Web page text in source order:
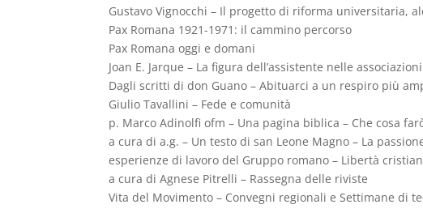
Gustavo Vignocchi – Il progetto di riforma universitaria,
Pax Romana 1921-1971: il cammino percorso
Pax Romana oggi e domani
Joan E. Jarque – La figura dell’assistente nelle
Dagli scritti di don Guano – Abituarci a un respiro più
Giulio Tavallini – Fede e comunità
p. Marco Adinolfi ofm – Una pagina biblica – Che cosa
a cura di a.g. – Un testo di san Leone Magno – La
esperienze di lavoro del Gruppo romano – Libertà
a cura di Agnese Pitrelli – Rassegna delle riviste
Vita del Movimento – Convegni regionali e Settimane di